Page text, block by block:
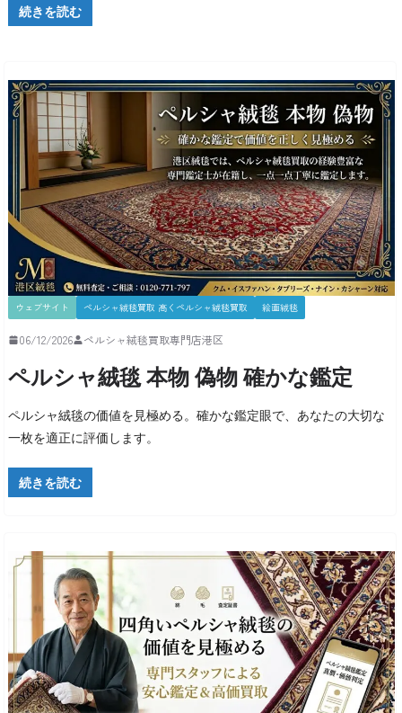
続きを読む
ウェブサイト ペルシャ絨毯買取 高くペルシャ絨毯買取 絵画絨毯
06/12/2026 ペルシャ絨毯買取専門店港区
ペルシャ絨毯 本物 偽物 確かな鑑定
ペルシャ絨毯の価値を見極める。確かな鑑定眼で、あなたの大切な
一枚を適正に評価します。
続きを読む